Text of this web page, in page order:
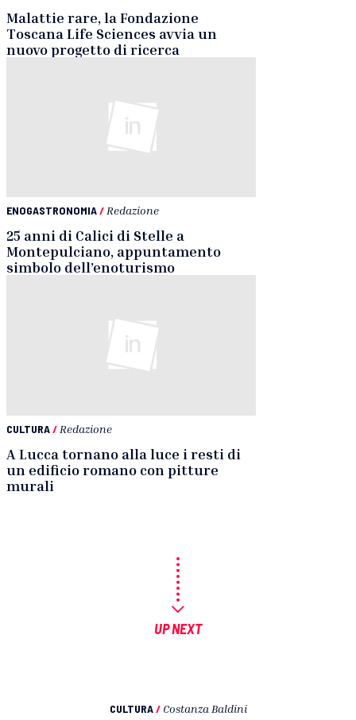
Malattie rare, la Fondazione
Toscana Life Sciences avvia un
nuovo progetto di ricerca
ENOGASTRONOMIA/ Redazione
25 anni di Calici di Stelle a
Montepulciano, appuntamento
simbolo dell’enoturismo
CULTURA/ Redazione
A Lucca tornano alla luce i resti di
un edificio romano con pitture
murali
UP NEXT
CULTURA / Costanza Baldini